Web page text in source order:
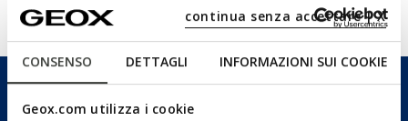
CONSENSO DETTAGLI INFORMAZIONI SUI COOKIE
Geox.com utilizza i cookie
continua senza accettare | X
Tecnologie